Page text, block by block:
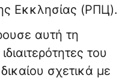
Εκκλησίας (РПЦ).
αυτή τη
του
σχετικά με